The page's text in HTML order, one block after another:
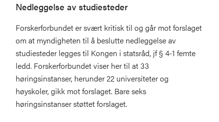
Nedleggelse av studiesteder
Forskerforbundet er svært kritisk til og går mot forslaget
om at myndigheten til å beslutte nedleggelse av
studiesteder legges til Kongen i statsråd, jf § 4-1 femte
ledd. Forskerforbundet viser her til at 33
høringsinstanser, herunder 22 universiteter og
høyskoler, gikk mot forslaget. Bare seks
høringsinstanser støttet forslaget.